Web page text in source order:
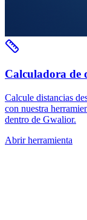
Calculadora de
Calcule distancias
con nuestra
dentro de Gwalior.
Abrir herramienta